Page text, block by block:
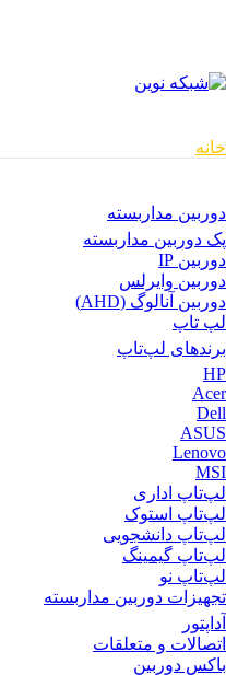
خانه
دوربین مداربسته
پک دوربین مداربسته
دوربین IP
دوربین وایرلس
دوربین آنالوگ (AHD)
لپ‌ تاپ
برندهای لپ‌تاپ
HP
Acer
Dell
ASUS
Lenovo
MSI
لپ‌تاپ اداری
لپ‌تاپ استوک
لپ‌تاپ دانشجویی
لپ‌تاپ گیمینگ
لپ‌تاپ نو
تجهیزات دوربین مداربسته
آداپتور
اتصالات و متعلقات
باکس دوربین